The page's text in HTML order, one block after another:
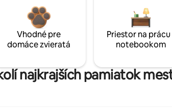
Vhodné pre
domáce zvieratá
Priestor na prácu
notebookom
najkrajších pamiatok